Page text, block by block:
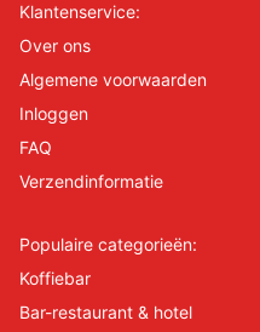
Klantenservice:
Over ons
Algemene voorwaarden
Inloggen
FAQ
Verzendinformatie
Populaire categorieën:
Koffiebar
Bar-restaurant & hotel